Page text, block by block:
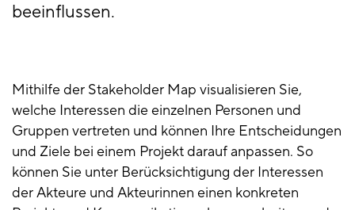
beeinflussen.
Mithilfe der Stakeholder Map visualisieren Sie,
welche Interessen die einzelnen Personen und
Gruppen vertreten und können Ihre Entscheidungen
und Ziele bei einem Projekt darauf anpassen. So
können Sie unter Berücksichtigung der Interessen
der Akteure und Akteurinnen einen konkreten